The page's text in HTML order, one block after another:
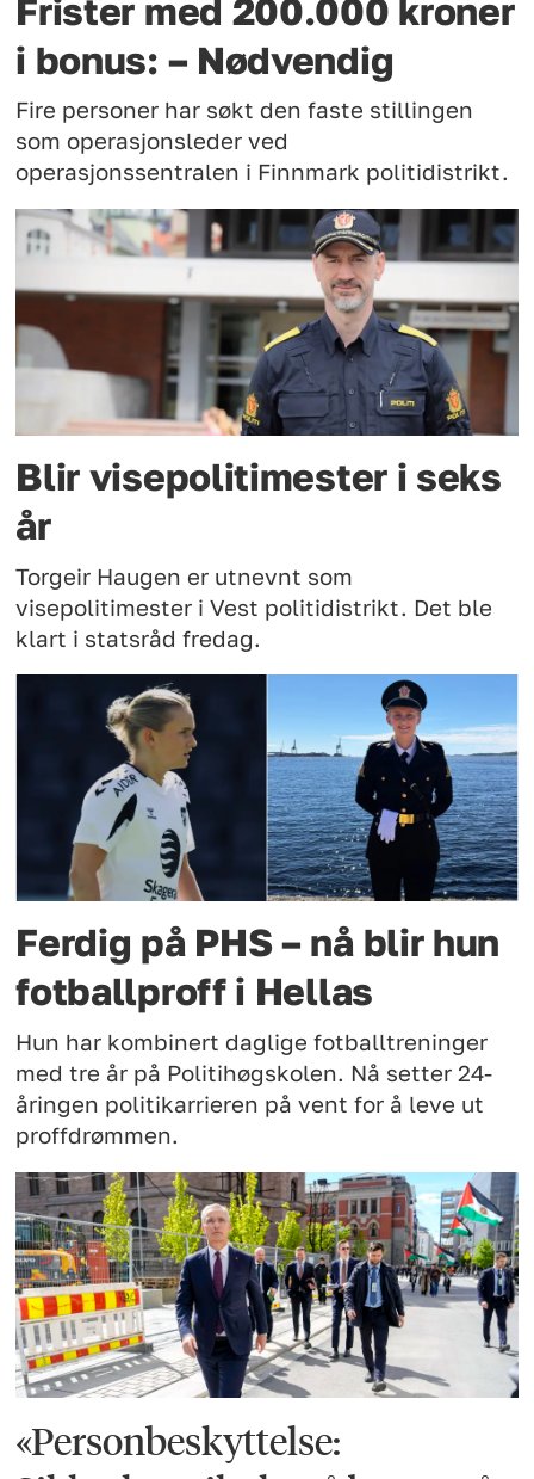
Frister med 200.000 kroner
i bonus: – Nødvendig
Fire personer har søkt den faste stillingen
som operasjonsleder ved
operasjonssentralen i Finnmark politidistrikt.
Blir visepolitimester i seks
år
Torgeir Haugen er utnevnt som
visepolitimester i Vest politidistrikt. Det ble
klart i statsråd fredag.
Ferdig på PHS – nå blir hun
fotballproff i Hellas
Hun har kombinert daglige fotballtreninger
med tre år på Politihøgskolen. Nå setter 24-
åringen politikarrieren på vent for å leve ut
proffdrømmen.
«Personbeskyttelse: